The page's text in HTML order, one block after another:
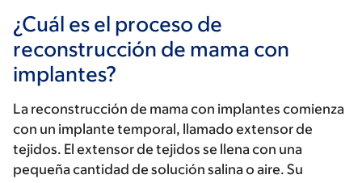
¿Cuál es el proceso de
reconstrucción de mama con
implantes?
La reconstrucción de mama con implantes comienza
con un implante temporal, llamado extensor de
tejidos. El extensor de tejidos se llena con una
pequeña cantidad de solución salina o aire. Su